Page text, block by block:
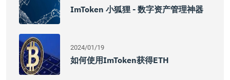
ImToken 小狐狸 - 数字资产管理神器
2024/01/19
如何使用imToken获得ETH